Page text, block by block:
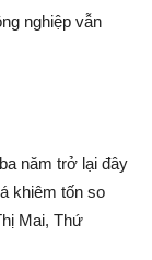
nghiệp vẫn
năm trở lại đây
khiêm tốn so
Mai, Thứ